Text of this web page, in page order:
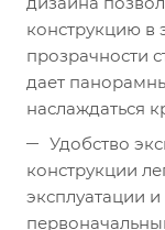
конструкцию в
прозрачности
дает
наслаждаться
Удобство
конструкции
эксплуатации